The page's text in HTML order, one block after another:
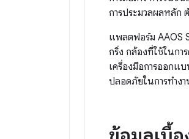
การประมวลผลหลัก
แพลตฟอร์ม AAOS
กริ่ง กล้องที่ใช้ในกา
เครื่องมือการออกแ
ปลอดภัยในการทำง